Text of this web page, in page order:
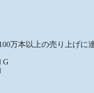
万本以上の売り上げに
G